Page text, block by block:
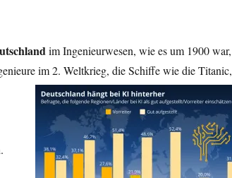
im Ingenieurwesen, wie es um 1900 war,
im 2. Weltkrieg, die Schiffe wie die Titanic,